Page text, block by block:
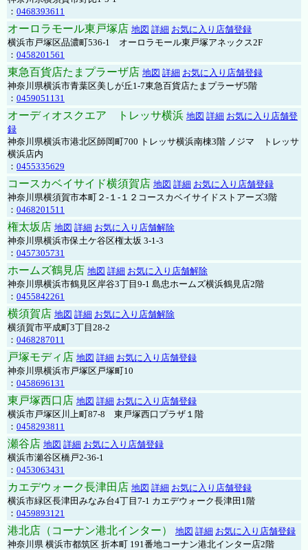
： 0468393611
オーロラモール東戸塚店 地図 詳細 お気に入り店舗登録
横浜市戸塚区品濃町536-1 オーロラモール東戸塚アネックス2F
： 0458201561
東急百貨店たまプラーザ店 地図 詳細 お気に入り店舗登録
神奈川県横浜市青葉区美しが丘1-7東急百貨店たまプラーザ5階
： 0459051131
オーディオスクエア トレッサ横浜 地図 詳細 お気に入り店舗登
録
神奈川県横浜市港北区師岡町700 トレッサ横浜南棟3階 ノジマ トレッサ
横浜店内
： 0455335629
コースカベイサイド横須賀店 地図 詳細 お気に入り店舗登録
神奈川県横須賀市本町２-１-１２コースカベイサイドストアーズ3階
： 0468201511
権太坂店 地図 詳細 お気に入り店舗解除
神奈川県横浜市保土ケ谷区権太坂 3-1-3
： 0457305731
ホームズ鶴見店 地図 詳細 お気に入り店舗解除
神奈川県横浜市鶴見区岸谷3丁目9-1 島忠ホームズ横浜鶴見店2階
： 0455842261
横須賀店 地図 詳細 お気に入り店舗解除
横須賀市平成町3丁目28-2
： 0468287011
戸塚モディ店 地図 詳細 お気に入り店舗登録
神奈川県横浜市戸塚区戸塚町10
： 0458696131
東戸塚西口店 地図 詳細 お気に入り店舗登録
横浜市戸塚区川上町87-8 東戸塚西口プラザ１階
： 0458293811
瀬谷店 地図 詳細 お気に入り店舗登録
横浜市瀬谷区橋戸2-36-1
： 0453063431
カエデウォーク長津田店 地図 詳細 お気に入り店舗登録
横浜市緑区長津田みなみ台4丁目7-1 カエデウォーク長津田1階
： 0459893121
港北店（コーナン港北インター） 地図 詳細 お気に入り店舗登録
神奈川県 横浜市都筑区 折本町 191番地コーナン港北インター店2階